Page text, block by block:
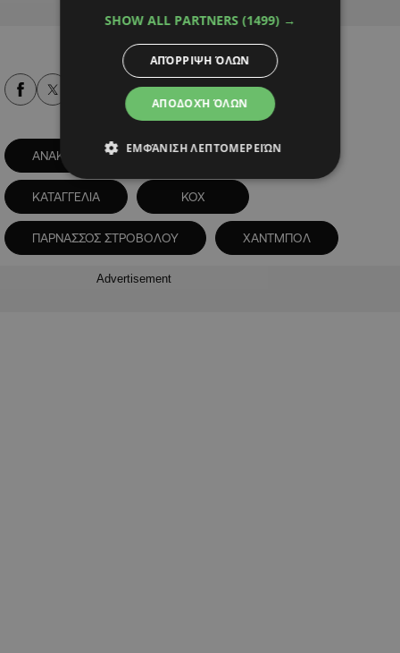
Alpha Podcasts
ΑΝΑΚΟΙΝΩΣΗ ΑΝΟΡΘΩΣΗ
ΚΑΤΑΓΓΕΛΙΑ ΚΟΧ
ΠΑΡΝΑΣΣΟΣ ΣΤΡΟΒΟΛΟΥ ΧΑΝΤΜΠΟΛ
Advertisement
SHOW ALL PARTNERS (1499) →
ΑΠΟΔΟΧΉ ΌΛΩΝ
ΑΠΌΡΡΙΨΗ ΌΛΩΝ
ΕΜΦΆΝΙΣΗ ΛΕΠΤΟΜΕΡΕΙΏΝ